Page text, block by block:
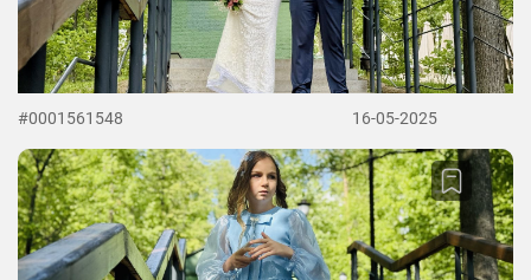
#0001561548 16-05-2025